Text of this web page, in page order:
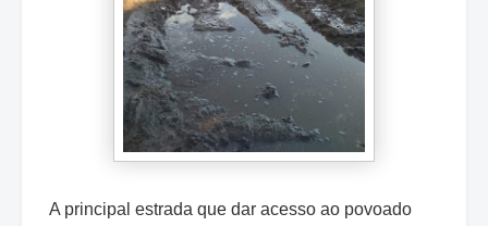
A principal estrada que dar acesso ao povoado